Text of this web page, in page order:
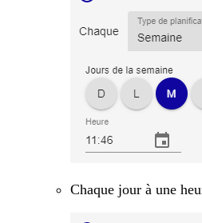
Chaque jour à une